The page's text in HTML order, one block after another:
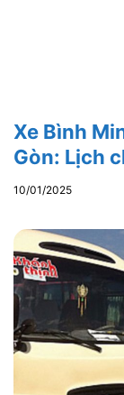
Xe Bình
Gòn: Lịch
10/01/2025